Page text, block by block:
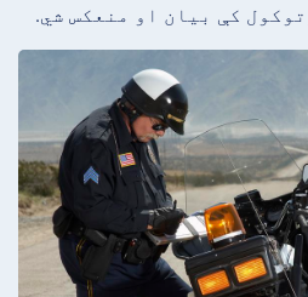
کې بیان او منعکس شي.